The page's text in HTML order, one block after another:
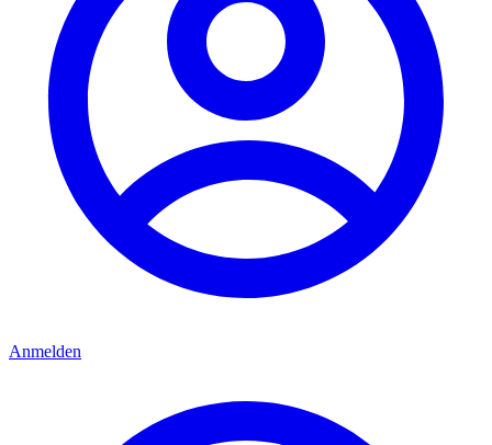
Anmelden